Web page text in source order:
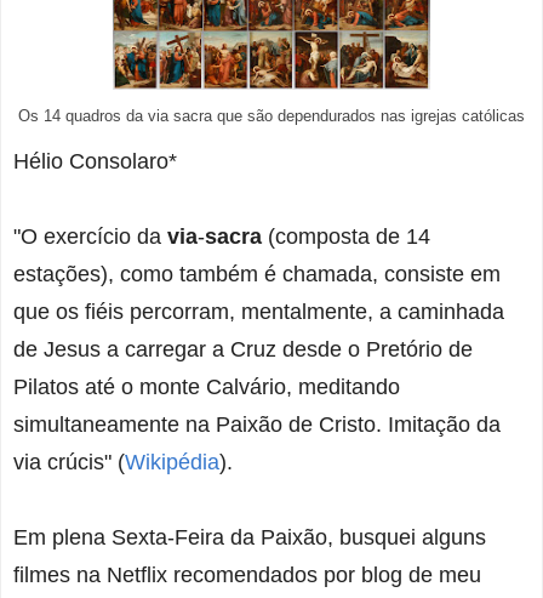
Os 14 quadros da via sacra que são dependurados nas igrejas católicas
Hélio Consolaro*
"O exercício da via-sacra (composta de 14
estações), como também é chamada, consiste em
que os fiéis percorram, mentalmente, a caminhada
de Jesus a carregar a Cruz desde o Pretório de
Pilatos até o monte Calvário, meditando
simultaneamente na Paixão de Cristo. Imitação da
via crúcis" (Wikipédia).
Em plena Sexta-Feira da Paixão, busquei alguns
filmes na Netflix recomendados por blog de meu